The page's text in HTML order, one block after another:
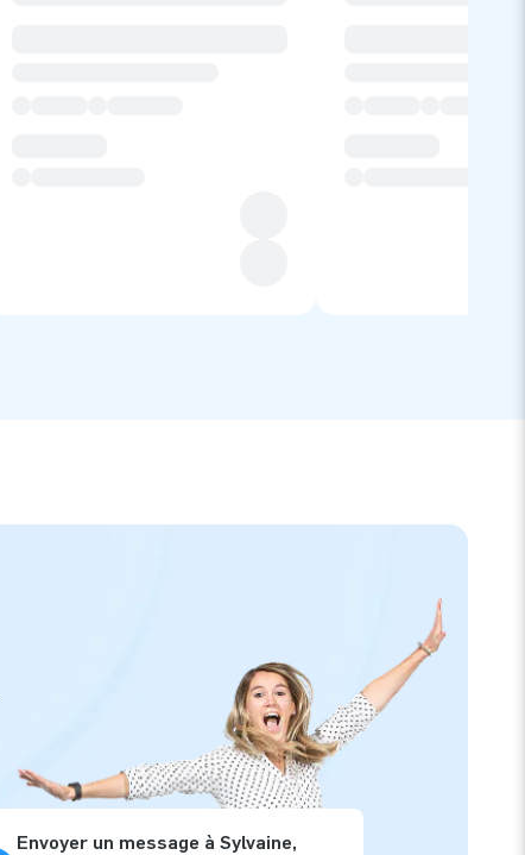
Envoyer un message à Sylvaine,